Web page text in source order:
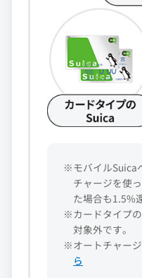
※モバイルSuica
チャージを使
た場合も1.5%
※カードタイプ
対象外です。
※オートチャー
ら